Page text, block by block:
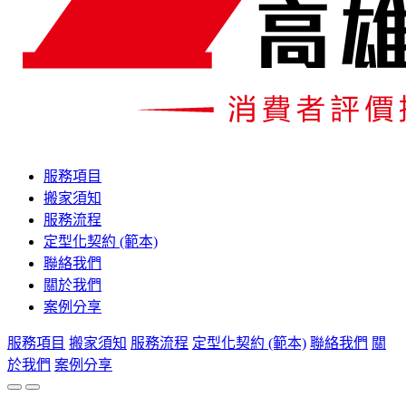
服務項目
搬家須知
服務流程
定型化契約 (範本)
聯絡我們
關於我們
案例分享
服務項目 搬家須知 服務流程 定型化契約 (範本) 聯絡我們 關
於我們 案例分享